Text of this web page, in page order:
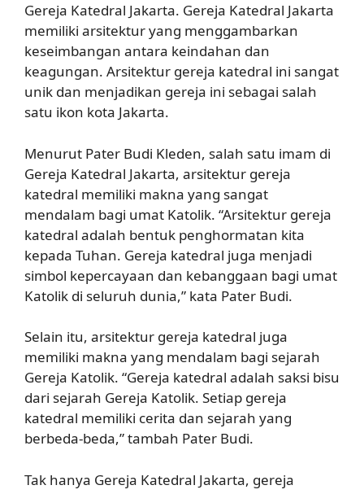
Gereja Katedral Jakarta. Gereja Katedral Jakarta
memiliki arsitektur yang menggambarkan
keseimbangan antara keindahan dan
keagungan. Arsitektur gereja katedral ini sangat
unik dan menjadikan gereja ini sebagai salah
satu ikon kota Jakarta.
Menurut Pater Budi Kleden, salah satu imam di
Gereja Katedral Jakarta, arsitektur gereja
katedral memiliki makna yang sangat
mendalam bagi umat Katolik. “Arsitektur gereja
katedral adalah bentuk penghormatan kita
kepada Tuhan. Gereja katedral juga menjadi
simbol kepercayaan dan kebanggaan bagi umat
Katolik di seluruh dunia,” kata Pater Budi.
Selain itu, arsitektur gereja katedral juga
memiliki makna yang mendalam bagi sejarah
Gereja Katolik. “Gereja katedral adalah saksi bisu
dari sejarah Gereja Katolik. Setiap gereja
katedral memiliki cerita dan sejarah yang
berbeda-beda,” tambah Pater Budi.
Tak hanya Gereja Katedral Jakarta, gereja